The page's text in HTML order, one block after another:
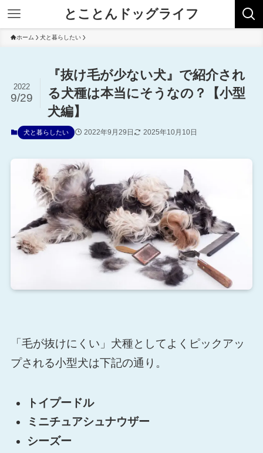
とことんドッグライフ
ホーム 犬と暮らしたい
『抜け毛が少ない犬』で紹介され
る犬種は本当にそうなの？【小型
犬編】
2022
9/29
犬と暮らしたい 2022年9月29日 2025年10月10日
「毛が抜けにくい」犬種としてよくピックアッ
プされる小型犬は下記の通り。
トイプードル
ミニチュアシュナウザー
シーズー